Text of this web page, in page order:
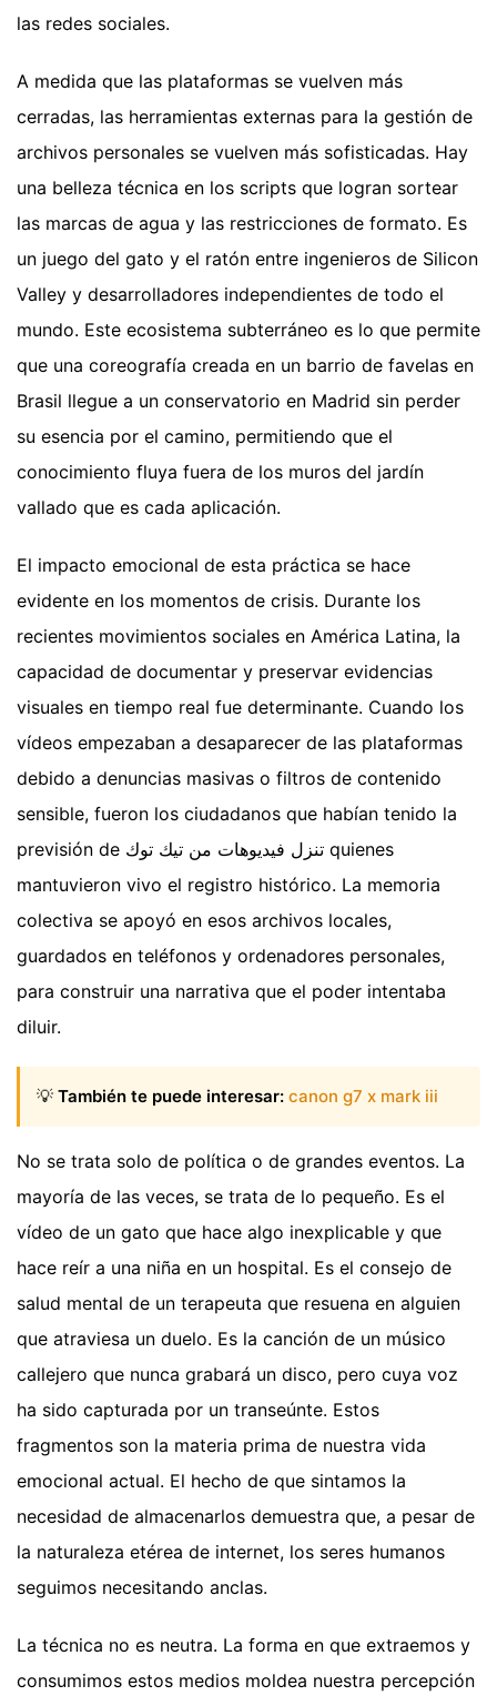
las redes sociales.
A medida que las plataformas se vuelven más
cerradas, las herramientas externas para la gestión de
archivos personales se vuelven más sofisticadas. Hay
una belleza técnica en los scripts que logran sortear
las marcas de agua y las restricciones de formato. Es
un juego del gato y el ratón entre ingenieros de Silicon
Valley y desarrolladores independientes de todo el
mundo. Este ecosistema subterráneo es lo que permite
que una coreografía creada en un barrio de favelas en
Brasil llegue a un conservatorio en Madrid sin perder
su esencia por el camino, permitiendo que el
conocimiento fluya fuera de los muros del jardín
vallado que es cada aplicación.
El impacto emocional de esta práctica se hace
evidente en los momentos de crisis. Durante los
recientes movimientos sociales en América Latina, la
capacidad de documentar y preservar evidencias
visuales en tiempo real fue determinante. Cuando los
vídeos empezaban a desaparecer de las plataformas
debido a denuncias masivas o filtros de contenido
sensible, fueron los ciudadanos que habían tenido la
previsión de تنزل فيديوهات من تيك توك quienes
mantuvieron vivo el registro histórico. La memoria
colectiva se apoyó en esos archivos locales,
guardados en teléfonos y ordenadores personales,
para construir una narrativa que el poder intentaba
diluir.
💡 También te puede interesar: canon g7 x mark iii
No se trata solo de política o de grandes eventos. La
mayoría de las veces, se trata de lo pequeño. Es el
vídeo de un gato que hace algo inexplicable y que
hace reír a una niña en un hospital. Es el consejo de
salud mental de un terapeuta que resuena en alguien
que atraviesa un duelo. Es la canción de un músico
callejero que nunca grabará un disco, pero cuya voz
ha sido capturada por un transeúnte. Estos
fragmentos son la materia prima de nuestra vida
emocional actual. El hecho de que sintamos la
necesidad de almacenarlos demuestra que, a pesar de
la naturaleza etérea de internet, los seres humanos
seguimos necesitando anclas.
La técnica no es neutra. La forma en que extraemos y
consumimos estos medios moldea nuestra percepción